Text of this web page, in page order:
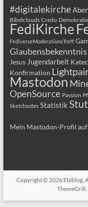
#digitalekirche
Bibelclouds Credo Demokratie
FediKirche
FediverseModerationsTreff
Glaubensbekenntnis
Jesus Jugendarbeit
Konfirmation
Mastodon
OpenSource Passion
Sketchnotes Statistik
Mein Mastodon-Profil
Copyright © 2026 Ebiblog .